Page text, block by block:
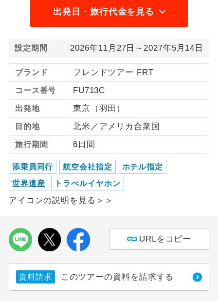
出発日・旅行代金を見る
設定期間 2026年11月27日～2027年5月14日
ブランド フレンドツアー FRT
コース番号 FU713C
出発地 東京（羽田）
目的地 北米／アメリカ合衆国
旅行期間 6日間
添乗員同行 航空会社指定 ホテル指定
世界遺産 トラべルイヤホン
アイコンの説明を見る＞＞
URLをコピー
資料請求 このツアーの資料を請求する
年齢制限あり
ご参加にあたり年齢に制限があるコース
です。
航空会社指定
画にとても便利です。
ホテル指定
ご紹介するホテルを指定したコースで